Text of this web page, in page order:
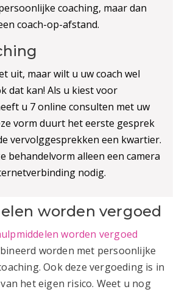
coaching, maar dan
coach-op-afstand.
uit, maar wilt u uw coach wel
dat kan! Als u kiest voor
u 7 online consulten met uw
vorm duurt het eerste gesprek
vervolggesprekken een kwartier.
behandelvorm alleen een camera
nodig.
worden vergoed
worden vergoed
worden met persoonlijke
Ook deze vergoeding is in
het eigen risico. Weet u nog